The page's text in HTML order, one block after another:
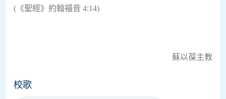
(《聖經》約翰福音 4:14)
蘇以葆主教
校歌